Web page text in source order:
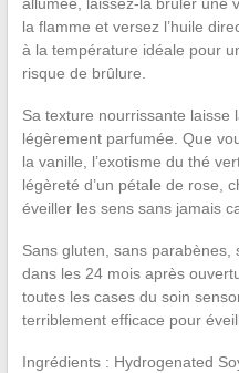
la flamme et versez l’huile
à la température idéale pour
risque de brûlure.
Sa texture nourrissante laisse
légèrement parfumée. Que
la vanille, l’exotisme du thé
légèreté d’un pétale de rose,
éveiller les sens sans jamais
Sans gluten, sans
dans les 24 mois après
toutes les cases du soin
terriblement efficace pour
Ingrédients : Hydrogenated